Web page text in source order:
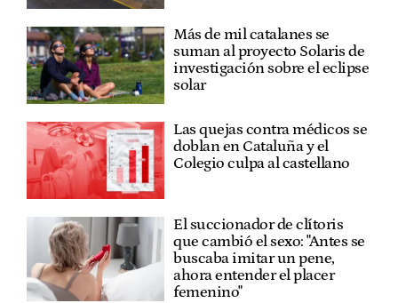
Más de mil catalanes se
suman al proyecto Solaris de
investigación sobre el eclipse
solar
Las quejas contra médicos se
doblan en Cataluña y el
Colegio culpa al castellano
El succionador de clítoris
que cambió el sexo: "Antes se
buscaba imitar un pene,
ahora entender el placer
femenino"